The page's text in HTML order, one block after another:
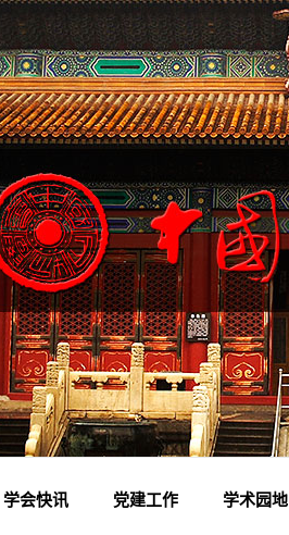
学会快讯 党建工作 学术园地